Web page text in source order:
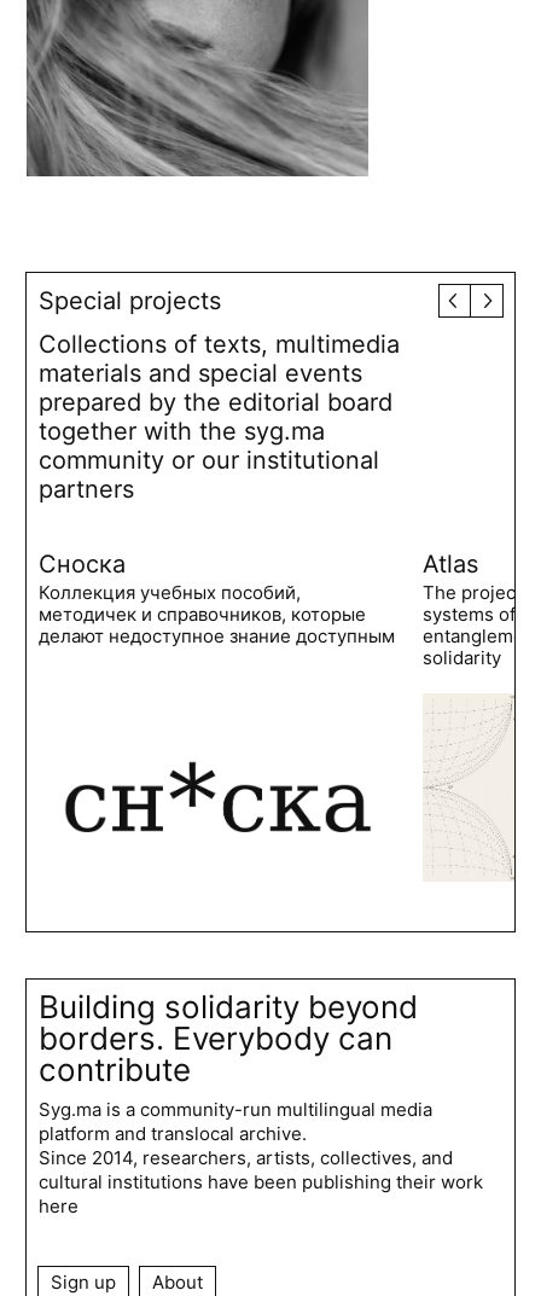
Special projects
Collections of texts, multimedia
materials and special events
prepared by the editorial board
together with the syg.ma
community or our institutional
partners
Сноска
Коллекция учебных пособий,
методичек и справочников, которые
делают недоступное знание доступным
Atlas
The project
systems of
solidarity
Building solidarity beyond
borders. Everybody can
contribute
Syg.ma is a community-run multilingual media
platform and translocal archive.
Since 2014, researchers, artists, collectives, and
cultural institutions have been publishing their work
here
Sign up About